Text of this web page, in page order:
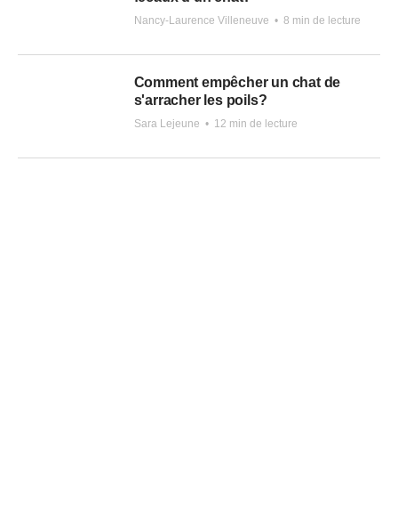
Nancy-Laurence Villeneuve • 8 min de lecture
Comment empêcher un chat de
s'arracher les poils?
Sara Lejeune • 12 min de lecture